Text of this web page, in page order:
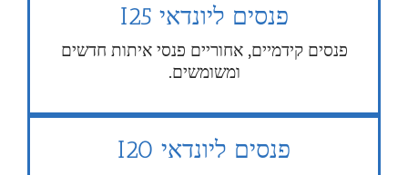
פנסים ליונדאי I25
פנסים קידמיים, אחוריים פנסי איתות חדשים
ומשומשים.
פנסים ליונדאי I20